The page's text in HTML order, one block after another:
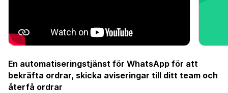
En automatiseringstjänst för WhatsApp för att
bekräfta ordrar, skicka aviseringar till ditt team och
återfå ordrar